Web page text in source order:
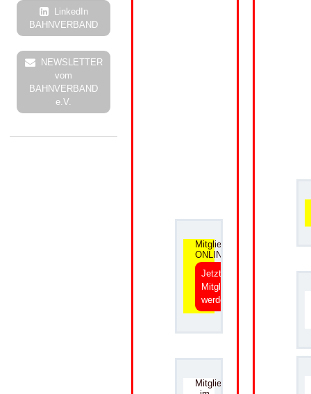
LinkedIn
BAHNVERBAND
NEWSLETTER
vom
BAHNVERBAND
e.V.
Mitgliedsantrag
ONLINE
Jetzt
Mitglied
werden
Mitgliedsantrag